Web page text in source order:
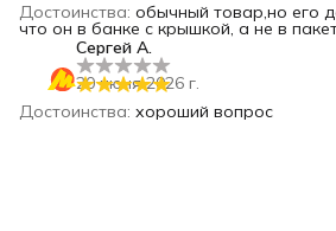
Достоинства: обычный товар,но его
что он в банке с крышкой, а не в
Сергей А.
20 июня 2026 г.
Достоинства: хороший вопрос